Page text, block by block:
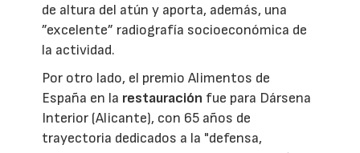
de altura del atún y aporta, además, una
”excelente” radiografía socioeconómica de
la actividad.
Por otro lado, el premio Alimentos de
España en la restauración fue para Dársena
Interior (Alicante), con 65 años de
trayectoria dedicados a la "defensa,